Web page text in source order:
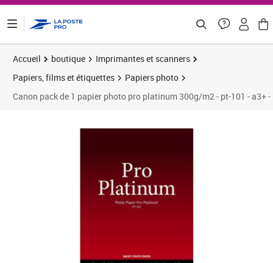
Accueil boutique
Imprimantes et scanners
Papiers, films et étiquettes
Papiers photo
Canon pack de 1 papier photo pro platinum 300g/m2 - pt-101 - a3+